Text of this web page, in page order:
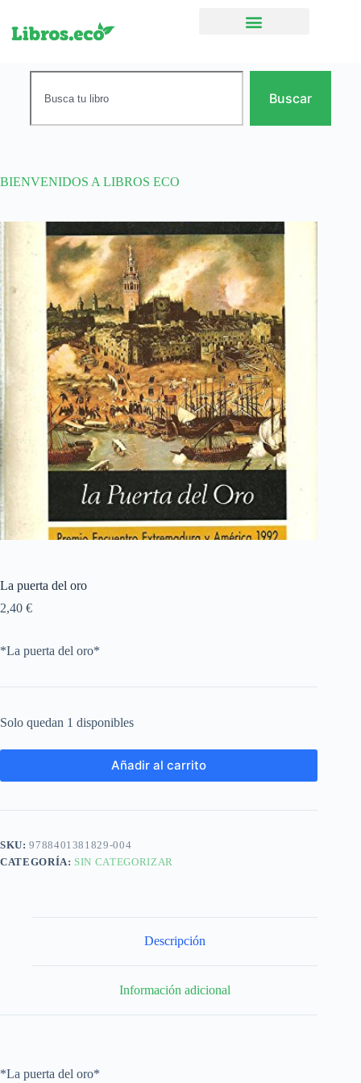
Buscar
BIENVENIDOS A LIBROS ECO
La puerta del oro
2,40 €
*La puerta del oro*
Solo quedan 1 disponibles
Añadir al carrito
SKU:9788401381829-004
CATEGORÍA: SIN CATEGORIZAR
Descripción
Información adicional
*La puerta del oro*